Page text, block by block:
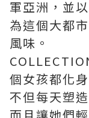
軍亞洲，並
為這個大都
風味。
個女孩都化
不但每天塑